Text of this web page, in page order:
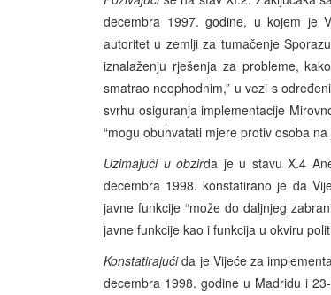
decembra 1997. godine, u kojem je
autoritet u zemlji za tumačenje
iznalaženju rješenja za probleme,
smatrao neophodnim,” u vezi s
svrhu osiguranja implementacije
“mogu obuhvatati mjere protiv osoba na
Uzimajući u obzirda je u stavu X.4
decembra 1998. konstatirano je da
javne funkcije “može do daljnjeg
javne funkcije kao i funkcija u okviru
Konstatirajućida je Vijeće za
decembra 1998. godine u Madridu i